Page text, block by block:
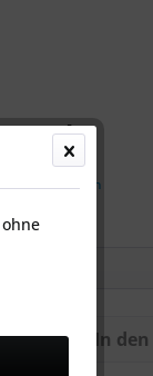
€ *
Versandkosten
In den